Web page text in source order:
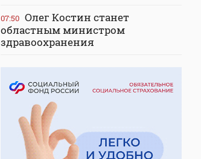
07:50 Олег Костин станет
областным министром
здравоохранения